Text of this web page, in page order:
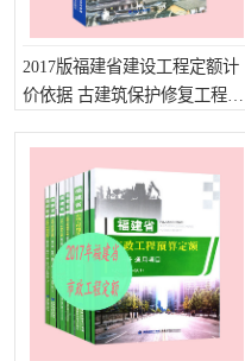
2017版福建省建设工程定额计
价依据 古建筑保护修复工程定
江西省建筑工程预算定额
锅炉及压力容器规范国际
性规范ASME
湖北省建设工程预算定额
甘肃省建设工程预算定额
内蒙古建设工程预算定额
陕西建设工程消耗量定额